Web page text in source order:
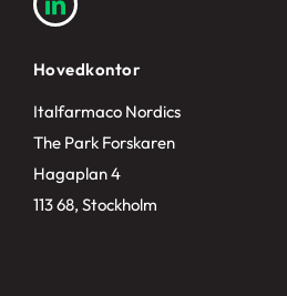
Hovedkontor
Italfarmaco Nordics
The Park Forskaren
Hagaplan 4
113 68, Stockholm